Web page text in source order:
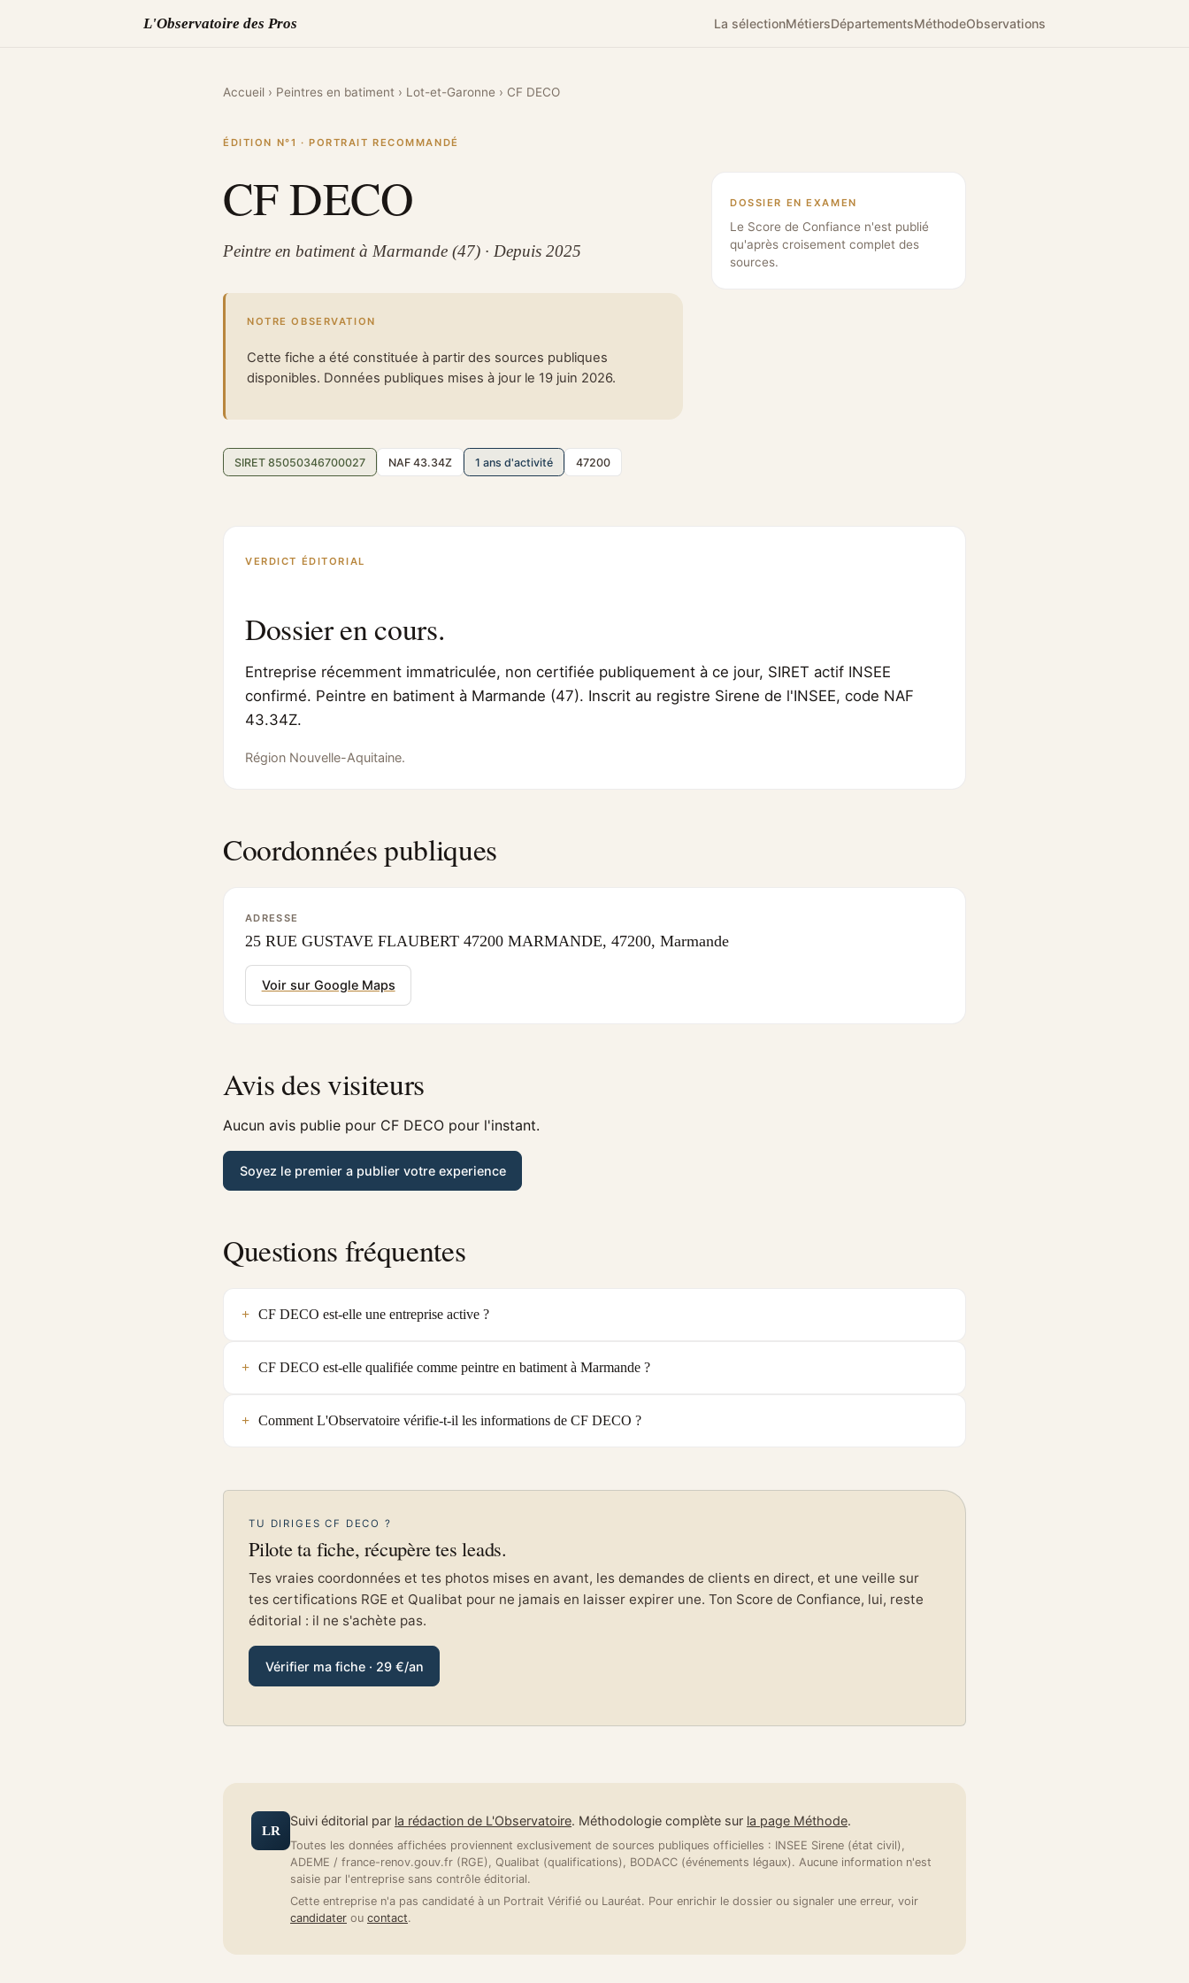
L'Observatoire des Pros La sélectionMétiersDépartementsMéthodeObservations
Accueil › Peintres en batiment › Lot-et-Garonne › CF DECO
ÉDITION N°1 · PORTRAIT RECOMMANDÉ
CF DECO
Peintre en batiment à Marmande (47) · Depuis 2025
NOTRE OBSERVATION
Cette fiche a été constituée à partir des sources publiques
disponibles. Données publiques mises à jour le 19 juin 2026.
SIRET 85050346700027 NAF 43.34Z 1 ans d'activité 47200
DOSSIER EN EXAMEN
Le Score de Confiance n'est publié
qu'après croisement complet des
sources.
VERDICT ÉDITORIAL
Dossier en cours.
Entreprise récemment immatriculée, non certifiée publiquement à ce jour, SIRET actif INSEE
confirmé. Peintre en batiment à Marmande (47). Inscrit au registre Sirene de l'INSEE, code NAF
43.34Z.
Région Nouvelle-Aquitaine.
Coordonnées publiques
ADRESSE
25 RUE GUSTAVE FLAUBERT 47200 MARMANDE, 47200, Marmande
Voir sur Google Maps
Avis des visiteurs
Aucun avis publie pour CF DECO pour l'instant.
Soyez le premier a publier votre experience
Questions fréquentes
CF DECO est-elle une entreprise active ?
CF DECO est-elle qualifiée comme peintre en batiment à Marmande ?
Comment L'Observatoire vérifie-t-il les informations de CF DECO ?
TU DIRIGES CF DECO ?
Pilote ta fiche, récupère tes leads.
Tes vraies coordonnées et tes photos mises en avant, les demandes de clients en direct, et une veille sur
tes certifications RGE et Qualibat pour ne jamais en laisser expirer une. Ton Score de Confiance, lui, reste
éditorial : il ne s'achète pas.
Vérifier ma fiche · 29 €/an
LR
Suivi éditorial par la rédaction de L'Observatoire. Méthodologie complète sur la page Méthode.
Toutes les données affichées proviennent exclusivement de sources publiques officielles : INSEE Sirene (état civil),
ADEME / france-renov.gouv.fr (RGE), Qualibat (qualifications), BODACC (événements légaux). Aucune information n'est
saisie par l'entreprise sans contrôle éditorial.
Cette entreprise n'a pas candidaté à un Portrait Vérifié ou Lauréat. Pour enrichir le dossier ou signaler une erreur, voir
candidater ou contact.